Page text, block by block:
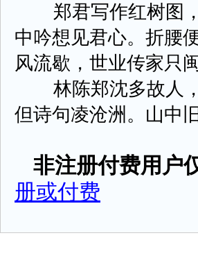
郑君写作红树图，
中吟想见君心。折腰
风流歇，世业传家只闽
林陈郑沈多故人，
但诗句凌沧洲。山中
非注册付费用户
册或付费